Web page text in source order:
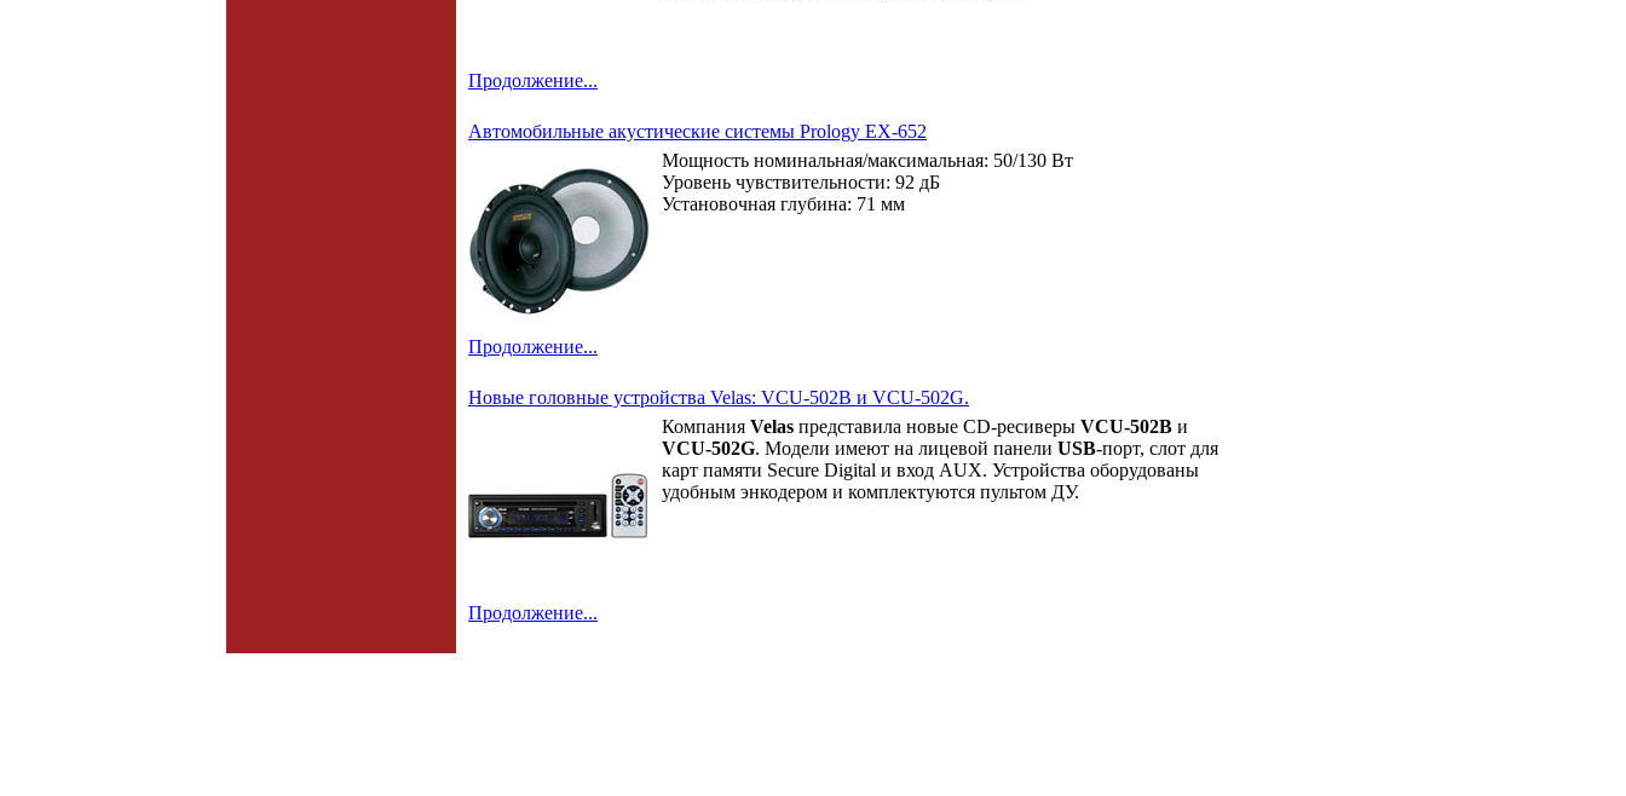
Продолжение...
Автомобильные акустические системы Prology EX-652
Мощность номинальная/максимальная: 50/130 Вт
Уровень чувствительности: 92 дБ
Установочная глубина: 71 мм
Продолжение...
Новые головные устройства Velas: VCU-502B и VCU-502G.
Компания Velas представила новые CD-ресиверы VCU-502B и
VCU-502G. Модели имеют на лицевой панели USB-порт, слот для
карт памяти Secure Digital и вход AUX. Устройства оборудованы
удобным энкодером и комплектуются пультом ДУ.
Продолжение...